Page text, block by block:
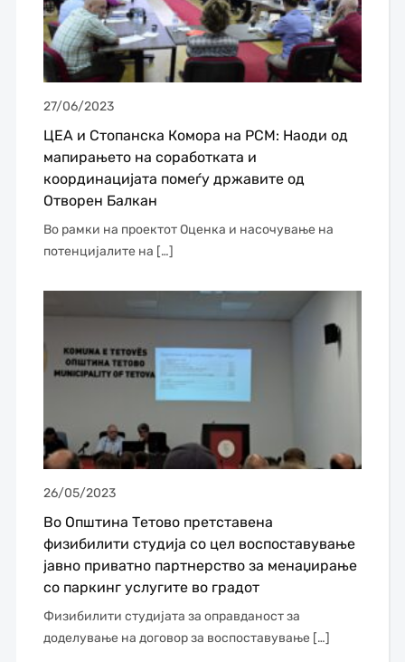
27/06/2023
ЦЕА и Стопанска Комора на РСМ: Наоди од
мапирањето на соработката и
координацијата помеѓу државите од
Отворен Балкан
Во рамки на проектот Оценка и насочување на
потенцијалите на […]
26/05/2023
Во Општина Тетово претставена
физибилити студија со цел воспоставување
јавно приватно партнерство за менаџирање
со паркинг услугите во градот
Физибилити студијата за оправданост за
доделување на договор за воспоставување […]